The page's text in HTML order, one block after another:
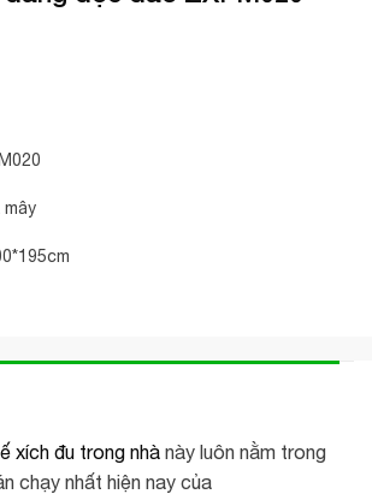
xích đu trong nhà này luôn nằm trong
chạy nhất hiện nay của